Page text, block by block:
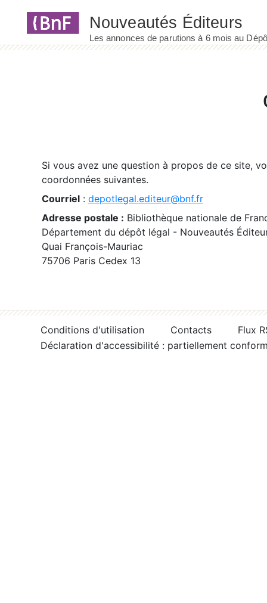
Si vous avez une question à propos de ce site,
coordonnées suivantes.
Courriel : depotlegal.editeur@bnf.fr
Adresse postale : Bibliothèque nationale de
Département du dépôt légal - Nouveautés
Quai François-Mauriac
75706 Paris Cedex 13
Conditions d'utilisation Contacts
Flux
Déclaration d'accessibilité : partiellement